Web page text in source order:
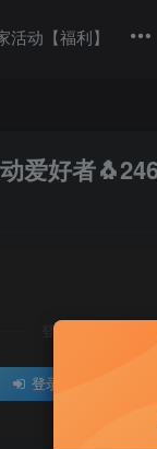
活动【福利】
爱好者
登录后继续查看
登录